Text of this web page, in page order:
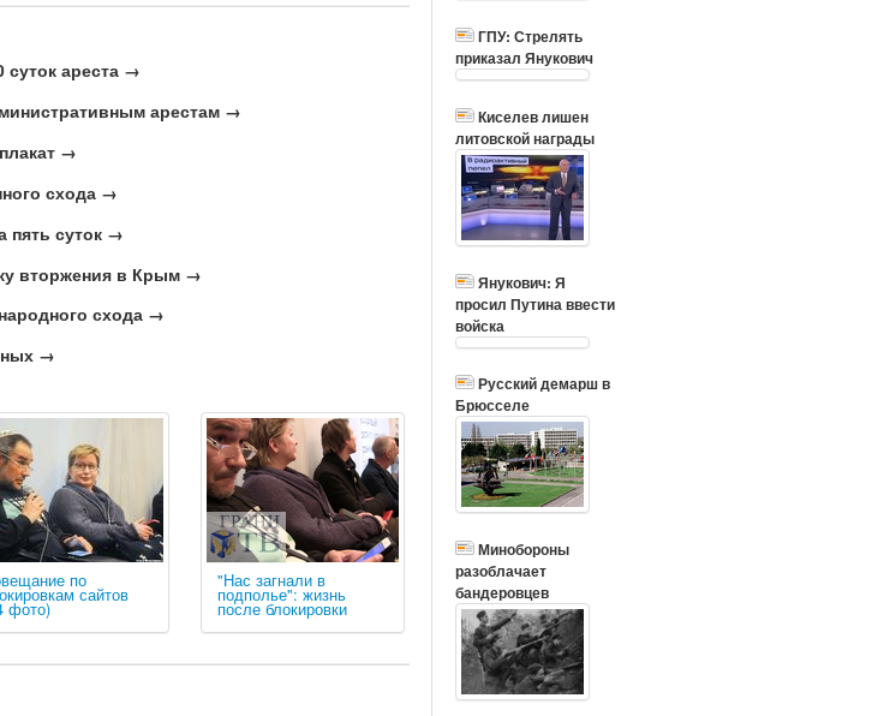
суток ареста →
арестам →
→
схода →
пять суток →
вторжения в Крым →
схода →
→
по
сайтов
фото)
"Нас загнали в
подполье": жизнь
после блокировки
ГПУ: Стрелять
приказал Янукович
Киселев лишен
литовской награды
Янукович: Я
просил Путина ввести
войска
Русский демарш в
Брюсселе
Минобороны
разоблачает
бандеровцев